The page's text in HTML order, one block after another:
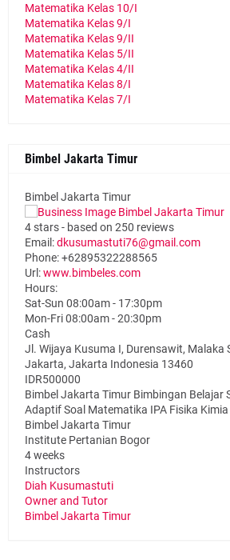
Matematika Kelas 10/I
Matematika Kelas 9/I
Matematika Kelas 9/II
Matematika Kelas 5/II
Matematika Kelas 4/II
Matematika Kelas 8/I
Matematika Kelas 7/I
Bimbel Jakarta Timur
Bimbel Jakarta Timur
4 stars - based on 250 reviews
Email:dkusumastuti76@gmail.com
Phone:+62895322288565
Url:www.bimbeles.com
Hours:
Sat-Sun 08:00am - 17:30pm
Mon-Fri 08:00am - 20:30pm
Cash
Jl. Wijaya Kusuma I, Durensawit, Malaka
Jakarta, Jakarta Indonesia 13460
IDR500000
Bimbel Jakarta Timur Bimbingan Belajar
Adaptif Soal Matematika IPA Fisika Kimia
Bimbel Jakarta Timur
Institute Pertanian Bogor
4 weeks
Instructors
Diah Kusumastuti
Owner and Tutor
Bimbel Jakarta Timur